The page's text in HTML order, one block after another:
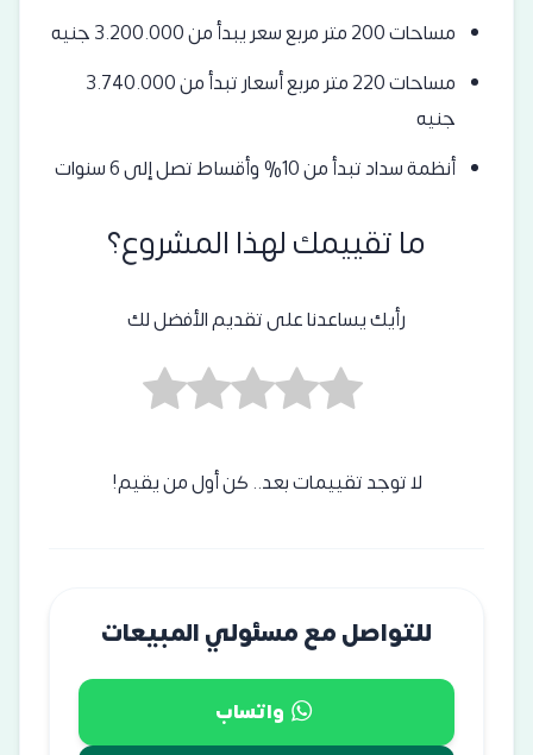
مساحات 200 متر مربع سعر يبدأ من 3.200.000 جنيه
مساحات 220 متر مربع أسعار تبدأ من 3.740.000
جنيه
أنظمة سداد تبدأ من 10% وأقساط تصل إلى 6 سنوات
ما تقييمك لهذا المشروع؟
رأيك يساعدنا على تقديم الأفضل لك
لا توجد تقييمات بعد.. كن أول من يقيم!
للتواصل مع مسئولي المبيعات
واتساب